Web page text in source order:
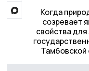
Когда
созревает
свойства